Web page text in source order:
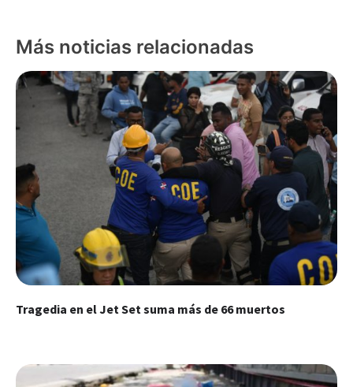
Más noticias relacionadas
Tragedia en el Jet Set suma más de 66 muertos